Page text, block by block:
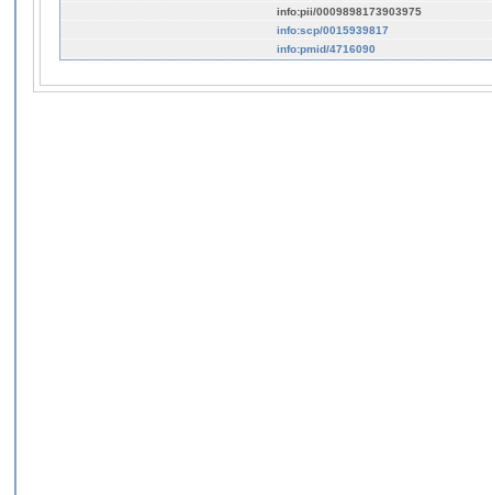
info:pii/0009898173903975
info:scp/0015939817
info:pmid/4716090